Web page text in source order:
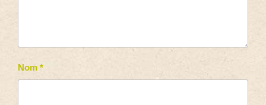
Nom *